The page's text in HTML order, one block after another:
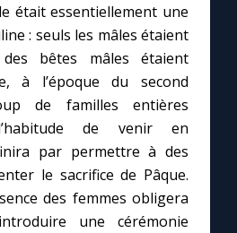
était essentiellement une
: seuls les mâles étaient
bêtes mâles étaient
à l’époque du second
de familles entières
de venir en
par permettre à des
le sacrifice de Pâque.
des femmes obligera
une cérémonie